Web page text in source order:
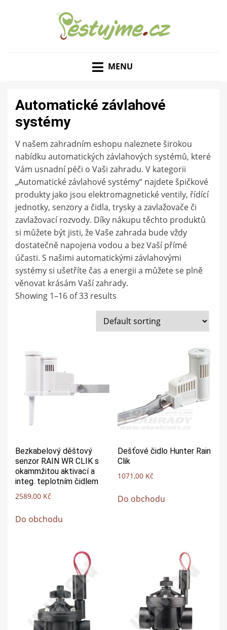
MENU
Automatické závlahové
systémy
V našem zahradním eshopu naleznete širokou
nabídku automatických závlahových systémů, které
Vám usnadní péči o Vaši zahradu. V kategorii
„Automatické závlahové systémy“ najdete špičkové
produkty jako jsou elektromagnetické ventily, řídící
jednotky, senzory a čidla, trysky a zavlažovače či
zavlažovací rozvody. Díky nákupu těchto produktů
si můžete být jisti, že Vaše zahrada bude vždy
dostatečně napojena vodou a bez Vaší přímé
účasti. S našimi automatickými závlahovými
systémy si ušetříte čas a energii a můžete se plně
věnovat krásám Vaší zahrady.
Showing 1–16 of 33 results
Bezkabelový děštový
senzor RAIN WR CLIK s
okammžitou aktivací a
integ. teplotním čidlem
2589,00 Kč
Do obchodu
Dešťové čidlo Hunter Rain
Clik
1071,00 Kč
Do obchodu